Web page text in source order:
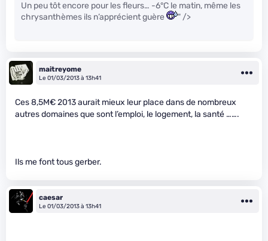
Un peu tôt encore pour les fleurs… -6°C le matin, même les
chrysanthèmes ils n’apprécient guère
" />
maitreyome
Le 01/03/2013 à 13h41
Ces 8,5M€ 2013 aurait mieux leur place dans de nombreux
autres domaines que sont l’emploi, le logement, la santé …….
Ils me font tous gerber.
caesar
Le 01/03/2013 à 13h41